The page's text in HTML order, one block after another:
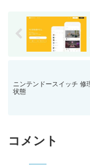
ニンテンドースイッチ 修
状態
コメント